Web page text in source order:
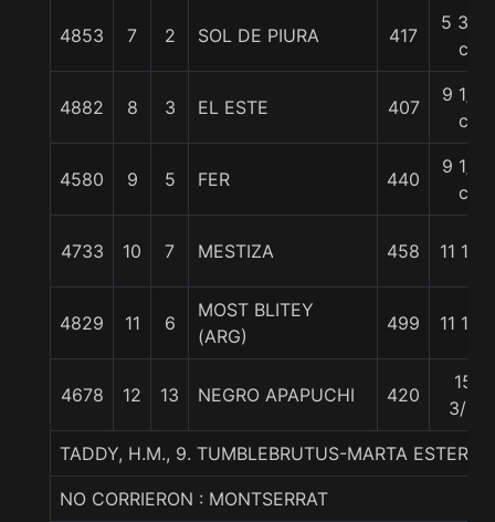
4853 7 2 SOL DE PIURA 417
5 3/4
c
4882 8 3 EL ESTE 407
9 1/4
c
4580 9 5 FER 440
9 1/4
c
4733 10 7 MESTIZA 458 11 1/4
4829 11 6
MOST BLITEY
(ARG)
499 11 1/2
4678 12 13 NEGRO APAPUCHI 420
15
3/4
TADDY, H.M., 9. TUMBLEBRUTUS-MARTA ESTER-
NO CORRIERON : MONTSERRAT